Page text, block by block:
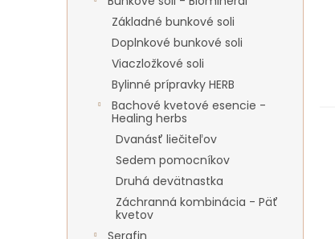
Základné bunkové soli
Doplnkové bunkové soli
Viaczložkové soli
Bylinné prípravky HERB
Bachové kvetové esencie -
Healing herbs
Dvanásť liečiteľov
Sedem pomocníkov
Druhá devätnastka
Záchranná kombinácia - Päť
kvetov
Serafin